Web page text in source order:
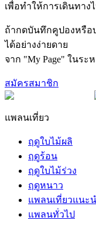
เพื่อทำให้การเดินทา
ถ้ากดบันทึกคูปองหรือ
ได้อย่างง่ายดาย
จาก "My Page" ในร
สมัครสมาชิก
แพลนเที่ยว
ฤดูใบไม้ผลิ
ฤดูร้อน
ฤดูใบไม้ร่วง
ฤดูหนาว
แพลนเที่ยวแนะ
แพลนทั่วไป